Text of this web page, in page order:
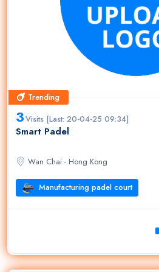
Trending
Trending
3Visits [Last: 20-04-25 09:34]
Smart Padel
Wan Chai - Hong Kong
Manufacturing padel court